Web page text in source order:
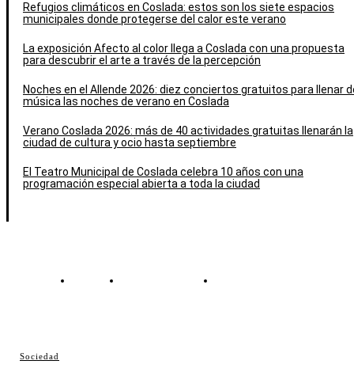
Sociedad
Refugios climáticos en Coslada: estos son los siete espacios
municipales donde protegerse del calor este verano
La exposición Afecto al color llega a Coslada con una propuesta
para descubrir el arte a través de la percepción
Noches en el Allende 2026: diez conciertos gratuitos para llenar
música las noches de verano en Coslada
Verano Coslada 2026: más de 40 actividades gratuitas llenarán la
ciudad de cultura y ocio hasta septiembre
El Teatro Municipal de Coslada celebra 10 años con una
programación especial abierta a toda la ciudad
Contacto Política de cookies